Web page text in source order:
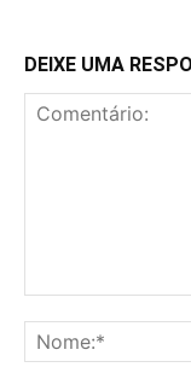
DEIXE UMA